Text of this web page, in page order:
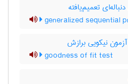
تعمیم‌یافته
generalized sequential
نیکویی برازش
goodness of fit test